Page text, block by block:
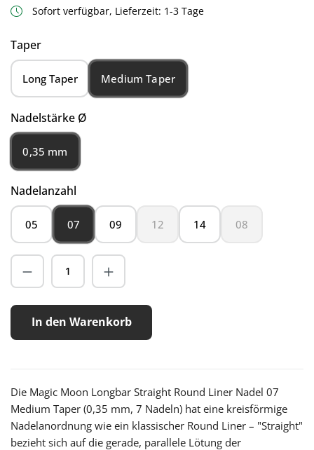
Sofort verfügbar, Lieferzeit: 1-3 Tage
Taperauswählen
Long Taper Medium Taper
Nadelstärke Ø
0,35 mm
Nadelanzahl
05 07 09 12
(Diese Option ist zurzeit nicht
14 08
(Diese Option
In den Warenkorb
Die Magic Moon Longbar Straight Round Liner Nadel 07
Medium Taper (0,35 mm, 7 Nadeln) hat eine kreisförmige
Nadelanordnung wie ein klassischer Round Liner – "Straight"
bezieht sich auf die gerade, parallele Lötung der